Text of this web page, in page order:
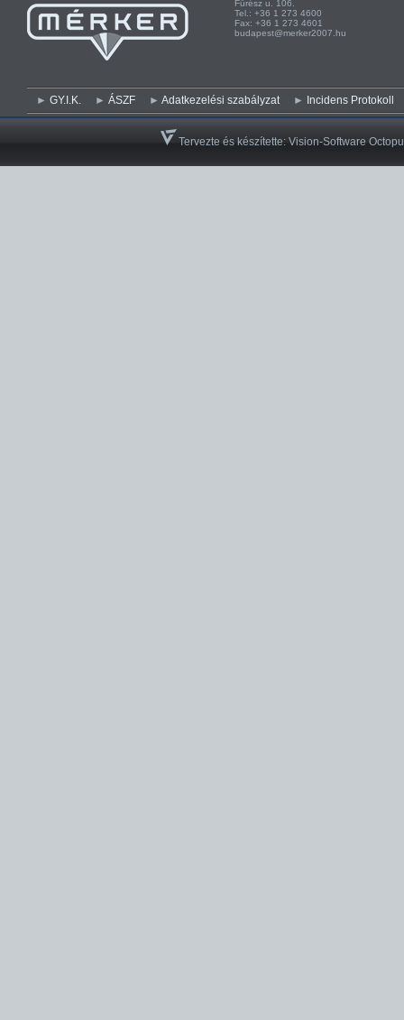
Fűrész u. 106.
Tel.: +36 1 273 4600
Fax: +36 1 273 4601
budapest@merker2007.hu
GY.I.K. ÁSZF Adatkezelési szabályzat Incidens Protokoll
Tervezte és készítette:Vision-Software